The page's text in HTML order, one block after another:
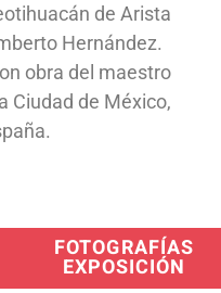
de Arista
Hernández.
obra del maestro
Ciudad de México,
FOTOGRAFÍAS
EXPOSICIÓN